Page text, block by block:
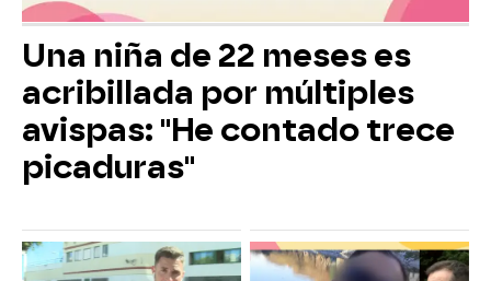
Una niña de 22 meses es
acribillada por múltiples
avispas: "He contado trece
picaduras"